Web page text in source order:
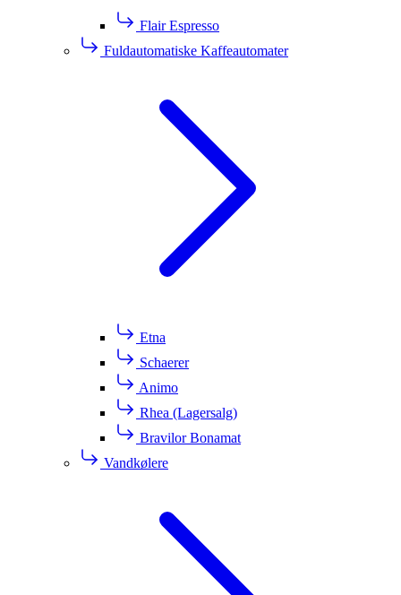
Flair Espresso
Fuldautomatiske Kaffeautomater
Etna
Schaerer
Animo
Rhea (Lagersalg)
Bravilor Bonamat
Vandkølere